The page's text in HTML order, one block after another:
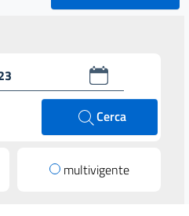
Cerca
multivigente